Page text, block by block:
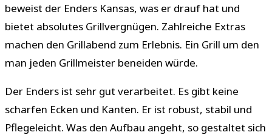
beweist der Enders Kansas, was er drauf hat und
bietet absolutes Grillvergnügen. Zahlreiche Extras
machen den Grillabend zum Erlebnis. Ein Grill um den
man jeden Grillmeister beneiden würde.
Der Enders ist sehr gut verarbeitet. Es gibt keine
scharfen Ecken und Kanten. Er ist robust, stabil und
Pflegeleicht. Was den Aufbau angeht, so gestaltet sich